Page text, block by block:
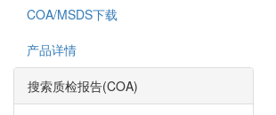
COA/MSDS下载
产品详情
搜索质检报告(COA)